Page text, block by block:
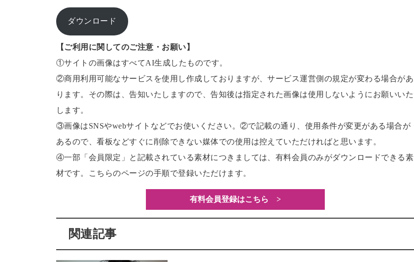
ダウンロード
【ご利用に関してのご注意・お願い】
①サイトの画像はすべてAI生成したものです。
②商用利用可能なサービスを使用し作成しておりますが、サービス運営側の規定が変わる場合があ
ります。その際は、告知いたしますので、告知後は指定された画像は使用しないようにお願いいた
します。
③画像はSNSやwebサイトなどでお使いください。②で記載の通り、使用条件が変更がある場合が
あるので、看板などすぐに削除できない媒体での使用は控えていただければと思います。
④一部「会員限定」と記載されている素材につきましては、有料会員のみがダウンロードできる素
材です。こちらのページの手順で登録いただけます。
有料会員登録はこちら >
関連記事